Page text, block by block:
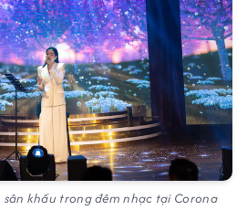
sân khấu trong đêm nhạc tại Corona